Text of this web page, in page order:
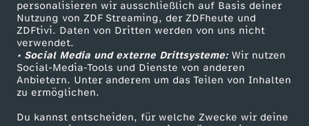
personalisieren wir ausschließlich auf Basis deiner
Nutzung von ZDF Streaming, der ZDFheute und
ZDFtivi. Daten von Dritten werden von uns nicht
verwendet.
• Social Media und externe Drittsysteme:Wir nutzen
Social-Media-Tools und Dienste von anderen
Anbietern. Unter anderem um das Teilen von Inhalten
zu ermöglichen.
Du kannst entscheiden, für welche Zwecke wir deine
u
m
e
i
ZDF Unternehmen
Karriere